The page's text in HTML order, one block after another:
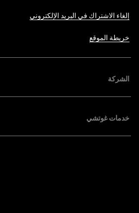
إلغاء الاشتراك في البريد الإلكتروني
خريطة الموقع
الشركة
خدمات غوتشي